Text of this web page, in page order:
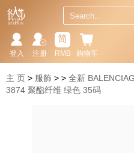
购物车
简
RMB
注册
登入
主 页 服飾
全新
3874 聚酯纤维 绿色 35码